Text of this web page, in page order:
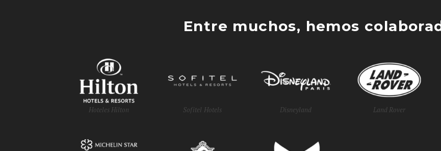
Entre muchos, hemos
Hoteles Hilton Sofitel Hotels Disneyland Land Rover